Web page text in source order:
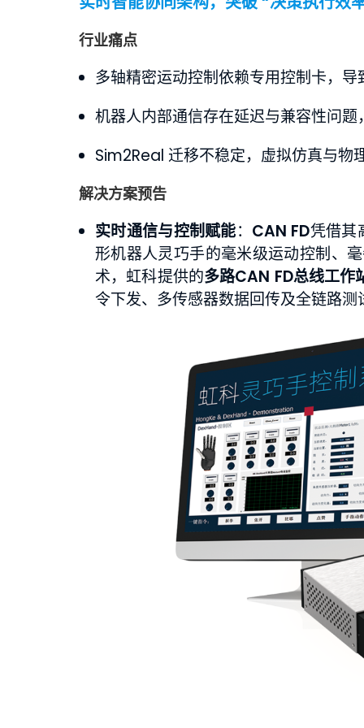
行业痛点
多轴精密运动控制依赖专用控制卡，
机器人内部通信存在延迟与兼容性问
Sim2Real 迁移不稳定，虚拟仿真与物
解决方案预告
实时通信与控制赋能： CAN FD凭借其
形机器人灵巧手的毫米级运动控制、
术，虹科提供的多路CAN FD总线工
令下发、多传感器数据回传及全链路